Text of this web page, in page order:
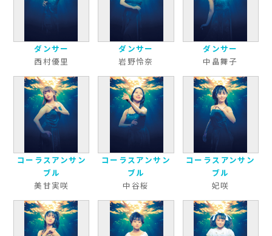
ダンサー
西村優里
ダンサー
岩野怜奈
ダンサー
中畠舞子
コーラスアンサン
ブル
美甘実咲
コーラスアンサン
ブル
中谷桜
コーラスアンサン
ブル
妃咲